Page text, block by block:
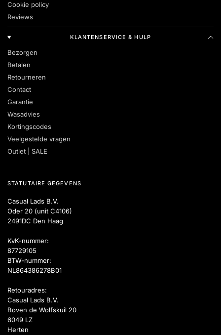
Cookie policy
Reviews
KLANTENSERVICE & HULP
Bezorgen
Betalen
Retourneren
Contact
Garantie
Wasadvies
Kortingscodes
Veelgestelde vragen
Outlet | SALE
STATUTAIRE GEGEVENS
Casual Lads B.V.
Oder 20 (unit C4106)
2491DC Den Haag
KvK-nummer:
87729105
BTW-nummer:
NL864386278B01
Retouradres:
Casual Lads B.V.
Boven de Wolfskuil 20
6049 LZ
Herten